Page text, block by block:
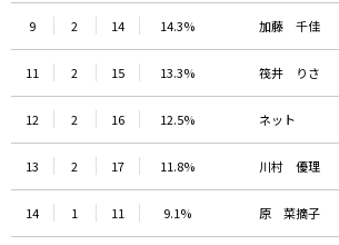
9 2 14 14.3% 加藤 千佳
11 2 15 13.3% 筏井 りさ
12 2 16 12.5% ネット
13 2 17 11.8% 川村 優理
14 1 11 9.1% 原 菜摘子